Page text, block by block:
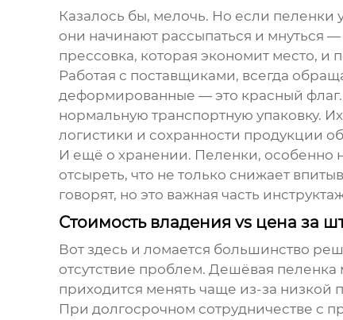
Казалось бы, мелочь. Но если пеленки
они начинают рассыпаться и мнуться
прессовка, которая экономит место,
Работая с поставщиками, всегда
деформированные — это красный
нормальную транспортную упаковку.
логистики и сохранности продукции
И ещё о хранении. Пеленки, особенно
отсыреть, что не только снижает
говорят, но это важная часть
Стоимость владения vs цена за
Вот здесь и ломается большинство
отсутствие проблем. Дешёвая
приходится менять чаще из-за низкой
При долгосрочном сотрудничестве с